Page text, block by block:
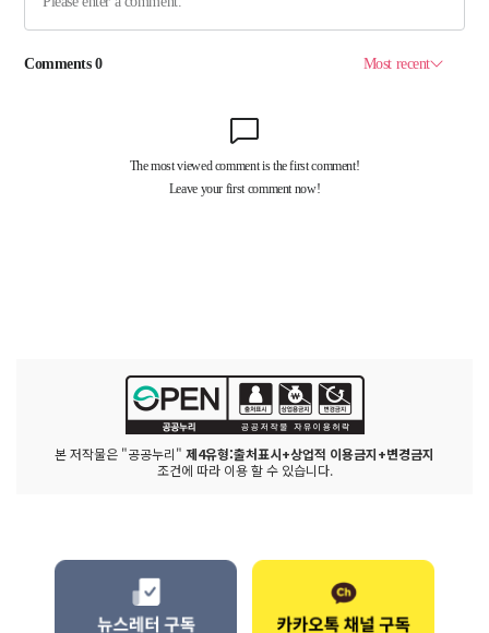
본 저작물은 "공공누리" 제4유형:출처표시+상업적 이용금지+변경금지
조건에 따라 이용 할 수 있습니다.